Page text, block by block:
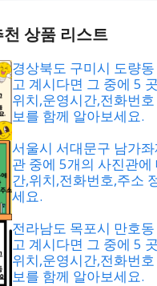
상품 리스트
경상북도 구미시 도량
고 계시다면 그 중에 5
위치,운영시간,전화번
보를 함께 알아보세요.
서울시 서대문구 남가
관 중에 5개의 사진관에
간,위치,전화번호,주소
세요.
전라남도 목포시 만호
고 계시다면 그 중에 5
위치,운영시간,전화번
보를 함께 알아보세요.